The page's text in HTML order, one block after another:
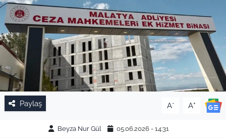
Paylaş A- A+
Beyza Nur Gül 05.06.2026 - 14:31